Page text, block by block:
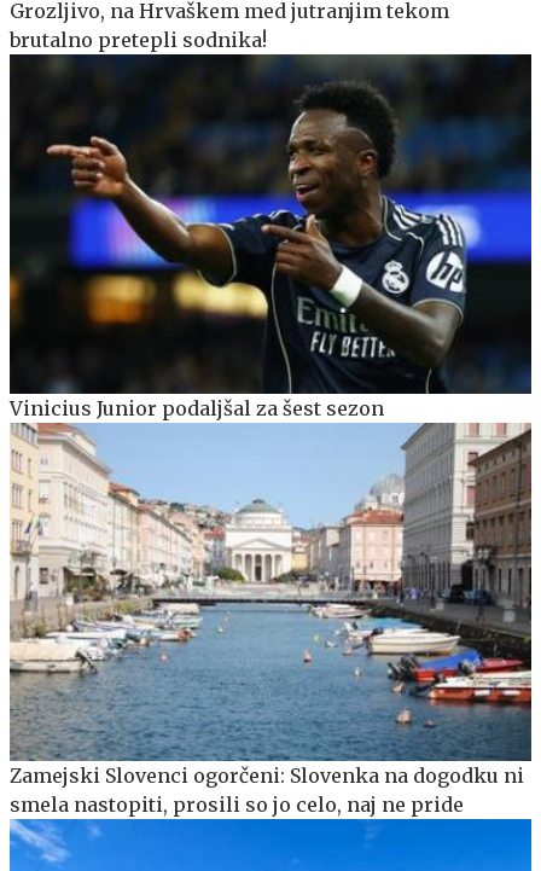
Grozljivo, na Hrvaškem med jutranjim tekom
brutalno pretepli sodnika!
Vinicius Junior podaljšal za šest sezon
Zamejski Slovenci ogorčeni: Slovenka na dogodku ni
smela nastopiti, prosili so jo celo, naj ne pride